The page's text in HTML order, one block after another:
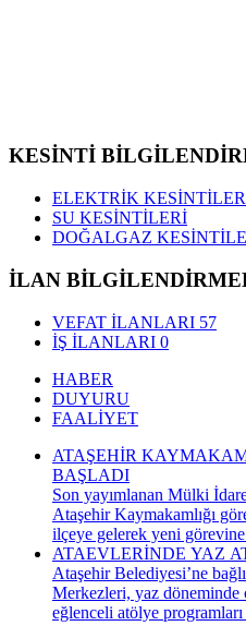
KESİNTİ
ELEKTRİK
SU KESİNTİLERİ
DOĞALGAZ
İLAN
VEFAT İLANLARI 57
İŞ İLANLARI 0
HABER
DUYURU
FAALİYET
ATAŞEHİR
BAŞLADI
Son yayımlanan Mülki
Ataşehir Kaymakamlığı
ilçeye gelerek yeni görevine
ATAEVLERİNDE YAZ
Ataşehir Belediyesi’ne
Merkezleri, yaz
eğlenceli atölye